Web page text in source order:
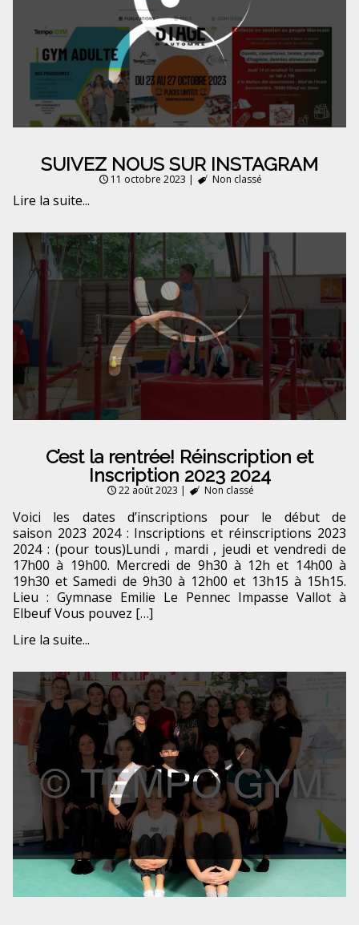
SUIVEZ NOUS SUR INSTAGRAM
11 octobre 2023 | Non classé
Lire la suite...
C’est la rentrée! Réinscription et
Inscription 2023 2024
22 août 2023 | Non classé
Voici les dates d’inscriptions pour le début de
saison 2023 2024 : Inscriptions et réinscriptions 2023
2024 : (pour tous)Lundi , mardi , jeudi et vendredi de
17h00 à 19h00. Mercredi de 9h30 à 12h et 14h00 à
19h30 et Samedi de 9h30 à 12h00 et 13h15 à 15h15.
Lieu : Gymnase Emilie Le Pennec Impasse Vallot à
Elbeuf Vous pouvez […]
Lire la suite...